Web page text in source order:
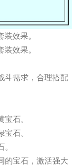
效果。
效果。
斗需求，合理搭配
石。
石。
的宝石，激活强大